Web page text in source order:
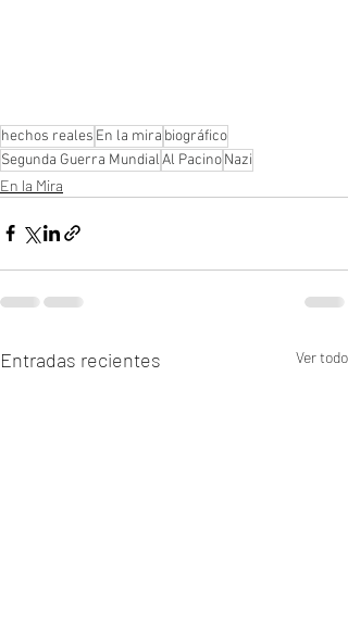
hechos reales En la mira biográfico
Segunda Guerra MundialAl PacinoNazi
En la Mira
Entradas recientes Ver todo